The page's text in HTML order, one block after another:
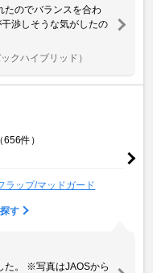
たのでバランスを合わ
渉しそうな気がしたの
クハイブリッド）
（656件）
ラップ/マッドガード
す
た。 ※写真はJAOSから